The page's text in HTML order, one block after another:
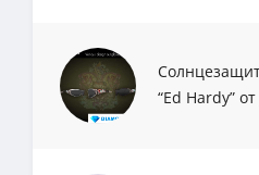
“Ed Hardy”